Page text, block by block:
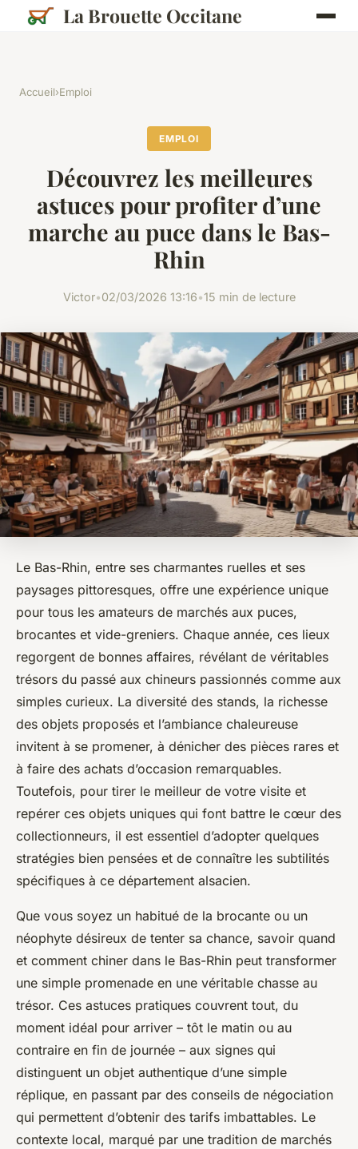
La Brouette Occitane
Accueil›Emploi
EMPLOI
Découvrez les meilleures
astuces pour profiter d’une
marche au puce dans le Bas-
Rhin
Victor•02/03/2026 13:16•15 min de lecture
Le Bas-Rhin, entre ses charmantes ruelles et ses
paysages pittoresques, offre une expérience unique
pour tous les amateurs de marchés aux puces,
brocantes et vide-greniers. Chaque année, ces lieux
regorgent de bonnes affaires, révélant de véritables
trésors du passé aux chineurs passionnés comme aux
simples curieux. La diversité des stands, la richesse
des objets proposés et l’ambiance chaleureuse
invitent à se promener, à dénicher des pièces rares et
à faire des achats d’occasion remarquables.
Toutefois, pour tirer le meilleur de votre visite et
repérer ces objets uniques qui font battre le cœur des
collectionneurs, il est essentiel d’adopter quelques
stratégies bien pensées et de connaître les subtilités
spécifiques à ce département alsacien.
Que vous soyez un habitué de la brocante ou un
néophyte désireux de tenter sa chance, savoir quand
et comment chiner dans le Bas-Rhin peut transformer
une simple promenade en une véritable chasse au
trésor. Ces astuces pratiques couvrent tout, du
moment idéal pour arriver – tôt le matin ou au
contraire en fin de journée – aux signes qui
distinguent un objet authentique d’une simple
réplique, en passant par des conseils de négociation
qui permettent d’obtenir des tarifs imbattables. Le
contexte local, marqué par une tradition de marchés